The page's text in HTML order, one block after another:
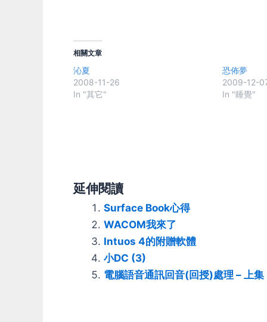
相關文章
沁夏
2008-11-26
In "其它"
恐佈夢
2009-12-
In "睡覺"
延伸閱讀
Surface Book心得
WACOM我來了
Intuos 4的附贈軟體
小DC (3)
電腦語音通訊回音(回授)處理 – 上集